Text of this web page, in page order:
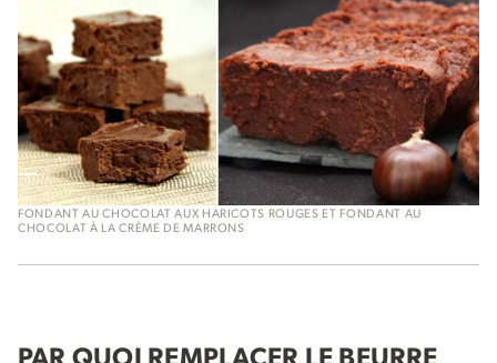
FONDANT AU CHOCOLAT AUX HARICOTS ROUGES ET FONDANT AU
CHOCOLAT À LA CRÈME DE MARRONS
PAR QUOI REMPLACER LE BEURRE